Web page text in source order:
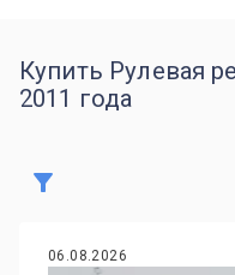
Купить Рулевая
2011 года
06.08.2026